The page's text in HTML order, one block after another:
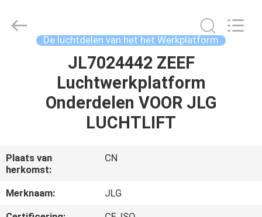
PRODUCTEN
ONGEVEER
ONS
De luchtdelen van het het Werkplatform
JL7024442 ZEEF
Luchtwerkplatform
Onderdelen VOOR JLG
LUCHTLIFT
Plaats van
herkomst:
CN
Merknaam:
JLG